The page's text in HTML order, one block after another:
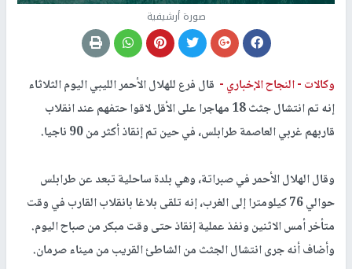
صورة أرشيفية
وكالات -النجاح الإخباري - قال فرع للهلال الأحمر الليبي اليوم الثلاثاء
إنه تم انتشال جثث 18 مهاجرا على الأقل لاقوا حتفهم عند انقلاب
قاربهم غربي العاصمة طرابلس، في حين تم إنقاذ أكثر من 90 ناجيا.
وقال الهلال الأحمر في صبراتة، وهي بلدة ساحلية تبعد عن طرابلس
حوالي 76 كيلومترا إلى الغرب، إنه تلقى بلاغا بانقلاب القارب في وقت
متأخر أمس الاثنين ونفذ عملية إنقاذ حتى وقت مبكر من صباح اليوم.
وأضاف أنه جرى انتشال الجثث من الشاطئ القريب من ميناء صرمان.